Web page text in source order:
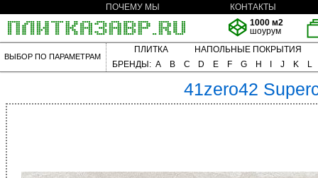
ПОЧЕМУ МЫ
КОНТАКТЫ
1000 м2
шоурум
ВЫБОР ПО ПАРАМЕТРАМ
ПЛИТКА
НАПОЛЬНЫЕ ПОКРЫТИЯ
БРЕНДЫ: A B C D E F G H J K L
41zero42